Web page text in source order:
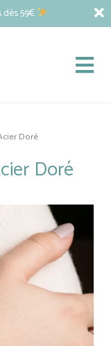
59€
Doré
Doré